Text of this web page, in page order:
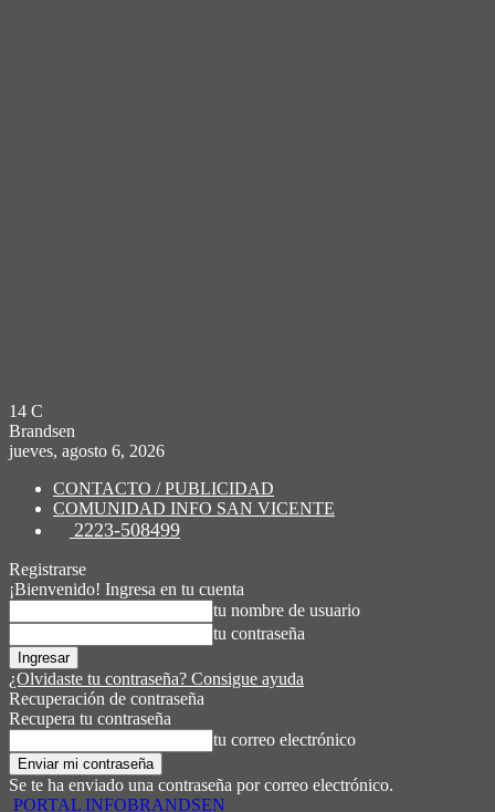
14 C
Brandsen
jueves, agosto 6, 2026
CONTACTO / PUBLICIDAD
COMUNIDAD INFO SAN VICENTE
2223-508499
Registrarse
¡Bienvenido! Ingresa en tu cuenta
tu nombre de usuario
tu contraseña
¿Olvidaste tu contraseña? Consigue ayuda
Recuperación de contraseña
Recupera tu contraseña
tu correo electrónico
Se te ha enviado una contraseña por correo electrónico.
PORTAL INFOBRANDSEN